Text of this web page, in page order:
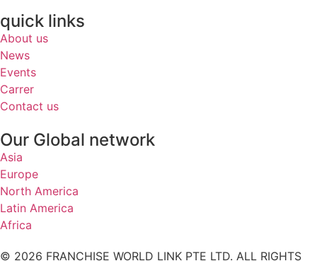
quick links
About us
News
Events
Carrer
Contact us
Our Global network
Asia
Europe
North America
Latin America
Africa
© 2026 FRANCHISE WORLD LINK PTE LTD. ALL RIGHTS